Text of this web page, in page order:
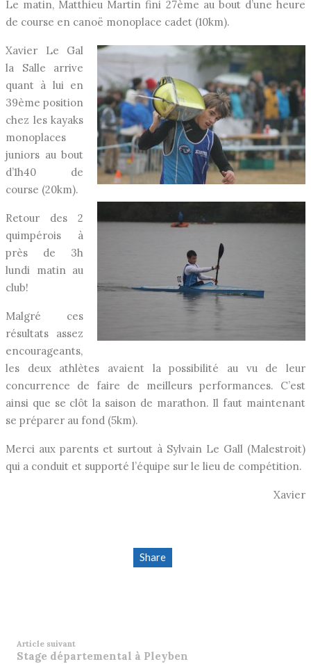
Le matin, Matthieu Martin fini 27ème au bout d’une heure
de course en canoë monoplace cadet (10km).
Xavier Le Gal
la Salle arrive
quant à lui en
39ème position
chez les kayaks
monoplaces
juniors au bout
d’1h40 de
course (20km).
Retour des 2
quimpérois à
près de 3h
lundi matin au
club!
Malgré ces
résultats assez
encourageants,
les deux athlètes avaient la possibilité au vu de leur
concurrence de faire de meilleurs performances. C’est
ainsi que se clôt la saison de marathon. Il faut maintenant
se préparer au fond (5km).
Merci aux parents et surtout à Sylvain Le Gall (Malestroit)
qui a conduit et supporté l’équipe sur le lieu de compétition.
Xavier
Share
Article suivant
Stage départemental à Pleyben